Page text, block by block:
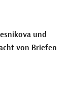
und
von Briefen